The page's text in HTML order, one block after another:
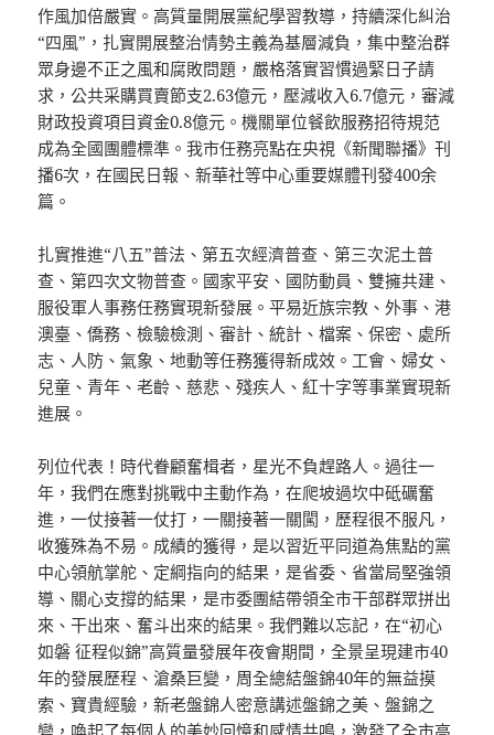
作風加倍嚴實。高質量開展黨紀學習教導，持續深化糾治
“四風”，扎實開展整治情勢主義為基層減負，集中整治群
眾身邊不正之風和腐敗問題，嚴格落實習慣過緊日子請
求，公共采購買賣節支2.63億元，壓減收入6.7億元，審減
財政投資項目資金0.8億元。機關單位餐飲服務招待規范
成為全國團體標準。我市任務亮點在央視《新聞聯播》刊
播6次，在國民日報、新華社等中心重要媒體刊發400余
篇。
扎實推進“八五”普法、第五次經濟普查、第三次泥土普
查、第四次文物普查。國家平安、國防動員、雙擁共建、
服役軍人事務任務實現新發展。平易近族宗教、外事、港
澳臺、僑務、檢驗檢測、審計、統計、檔案、保密、處所
志、人防、氣象、地動等任務獲得新成效。工會、婦女、
兒童、青年、老齡、慈悲、殘疾人、紅十字等事業實現新
進展。
列位代表！時代眷顧奮楫者，星光不負趕路人。過往一
年，我們在應對挑戰中主動作為，在爬坡過坎中砥礪奮
進，一仗接著一仗打，一關接著一關闖，歷程很不服凡，
收獲殊為不易。成績的獲得，是以習近平同道為焦點的黨
中心領航掌舵、定綱指向的結果，是省委、省當局堅強領
導、關心支撐的結果，是市委團結帶領全市干部群眾拼出
來、干出來、奮斗出來的結果。我們難以忘記，在“初心
如磐 征程似錦”高質量發展年夜會期間，全景呈現建市40
年的發展歷程、滄桑巨變，周全總結盤錦40年的無益摸
索、寶貴經驗，新老盤錦人密意講述盤錦之美、盤錦之